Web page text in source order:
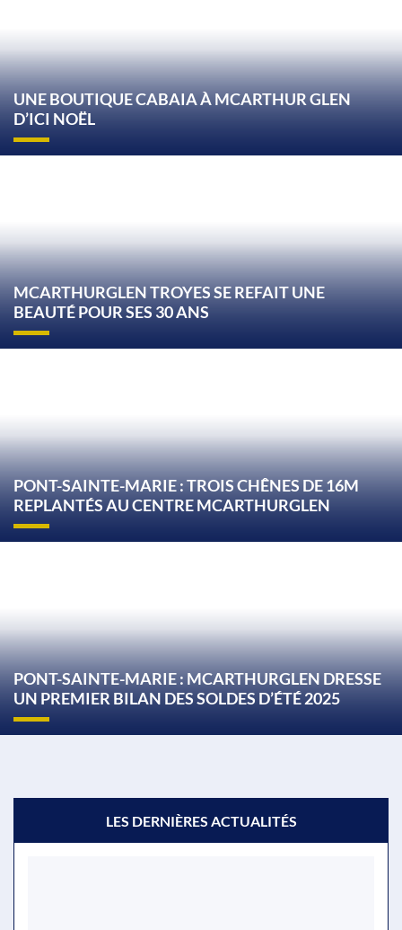
UNE BOUTIQUE CABAIA À MCARTHUR GLEN
D’ICI NOËL
MCARTHURGLEN TROYES SE REFAIT UNE
BEAUTÉ POUR SES 30 ANS
PONT-SAINTE-MARIE : TROIS CHÊNES DE 16M
REPLANTÉS AU CENTRE MCARTHURGLEN
PONT-SAINTE-MARIE : MCARTHURGLEN DRESSE
UN PREMIER BILAN DES SOLDES D’ÉTÉ 2025
LES DERNIÈRES ACTUALITÉS